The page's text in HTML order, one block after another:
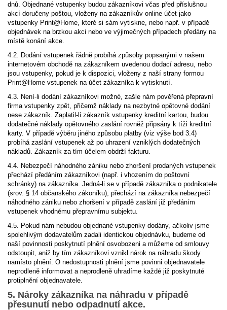
dnů. Objednané vstupenky budou zákazníkovi včas před příslušnou
akcí doručeny poštou, vloženy na zákazníkův online účet jako
vstupenky Print@Home, které si sám vytiskne, nebo např. v případě
objednávek na brzkou akci nebo ve výjimečných případech předány na
místě konání akce.
4.2. Dodání vstupenek řádně probíhá způsoby popsanými v našem
internetovém obchodě na zákazníkem uvedenou dodací adresu, nebo
jsou vstupenky, pokud je k dispozici, vloženy z naší strany formou
Print@Home vstupenek na účet zákazníka k vytisknutí.
4.3. Není-li dodání zákazníkovi možné, zašle nám pověřená přepravní
firma vstupenky zpět, přičemž náklady na nezbytné opětovné dodání
nese zákazník. Zaplatil-li zákazník vstupenky kreditní kartou, budou
dodatečné náklady opětovného zaslání rovněž připsány k tíži kreditní
karty. V případě výběru jiného způsobu platby (viz výše bod 3.4)
probíhá zaslání vstupenek až po uhrazení vzniklých dodatečných
nákladů. Zákazník za tím účelem obdrží fakturu.
4.4. Nebezpečí náhodného zániku nebo zhoršení prodaných vstupenek
přechází předáním zákazníkovi (např. i vhozením do poštovní
schránky) na zákazníka. Jedná-li se v případě zákazníka o podnikatele
(srov. § 14 občanského zákoníku), přechází na zákazníka nebezpečí
náhodného zániku nebo zhoršení v případě zaslání již předáním
vstupenek vhodnému přepravnímu subjektu.
4.5. Pokud nám nebudou objednané vstupenky dodány, ačkoliv jsme
spolehlivým dodavatelům zadali identickou objednávku, budeme od
naší povinnosti poskytnutí plnění osvobozeni a můžeme od smlouvy
odstoupit, aniž by tím zákazníkovi vznikl nárok na náhradu škody
namísto plnění. O nedostupnosti plnění jsme povinni objednavatele
neprodleně informovat a neprodleně uhradíme každé již poskytnuté
protiplnění objednavatele.
5. Nároky zákazníka na náhradu v případě
přesunutí nebo odpadnutí akce.